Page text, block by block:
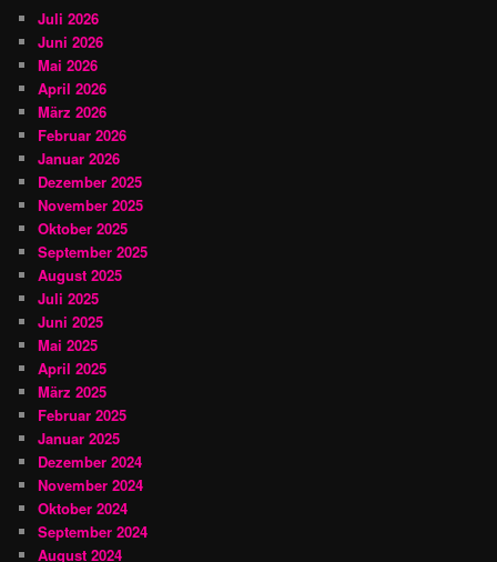
Juli 2026
Juni 2026
Mai 2026
April 2026
März 2026
Februar 2026
Januar 2026
Dezember 2025
November 2025
Oktober 2025
September 2025
August 2025
Juli 2025
Juni 2025
Mai 2025
April 2025
März 2025
Februar 2025
Januar 2025
Dezember 2024
November 2024
Oktober 2024
September 2024
August 2024